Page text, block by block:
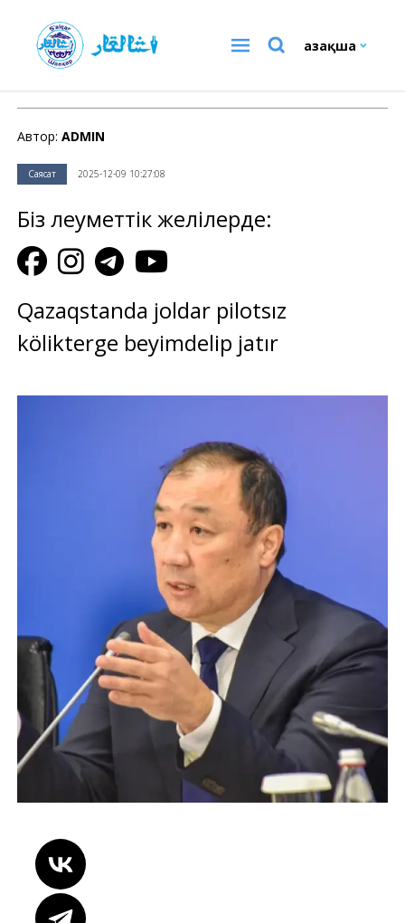
Қазақша
Автор: ADMIN
Саясат 2025-12-09 10:27:08
Біз әлеуметтік желілерде:
Qazaqstanda joldar pilotsız
kölikterge beyimdelip jatır